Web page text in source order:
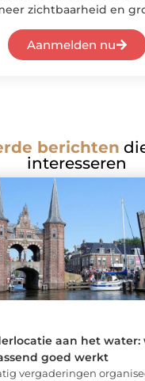
zichtbaarheid en
Aanmelden nu
berichten
interesseren
aan het water:
goed werkt
vergaderingen